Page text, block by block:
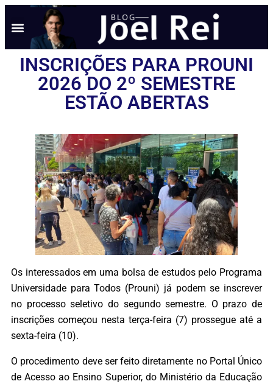
INSCRIÇÕES PARA PROUNI
2026 DO 2º SEMESTRE
ESTÃO ABERTAS
Os interessados em uma bolsa de estudos pelo Programa
Universidade para Todos (Prouni) já podem se inscrever
no processo seletivo do segundo semestre. O prazo de
inscrições começou nesta terça-feira (7) prossegue até a
sexta-feira (10).
O procedimento deve ser feito diretamente no Portal Único
de Acesso ao Ensino Superior, do Ministério da Educação